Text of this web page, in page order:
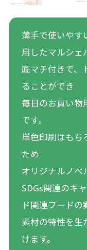
薄手で使いやす
用したマルシェ
底マチ付きで、
ることができ
毎日のお買い物
です。
単色印刷はもち
ため
オリジナルノベ
SDGs関連のキ
ド関連フードの
素材の特性を生
けます。